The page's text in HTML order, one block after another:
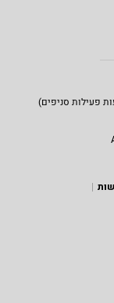
פעילות סניפים)